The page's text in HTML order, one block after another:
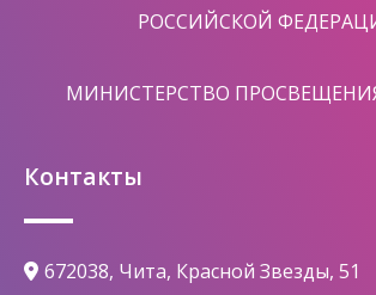
РОССИЙСКОЙ
МИНИСТЕРСТВО
Контакты
672038, Чита, Красной Звезды, 51